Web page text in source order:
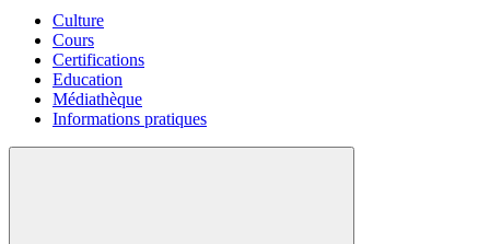
Culture
Cours
Certifications
Education
Médiathèque
Informations pratiques